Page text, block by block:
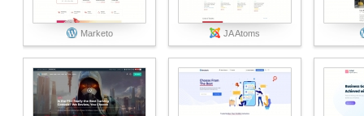
Marketo JA Atoms